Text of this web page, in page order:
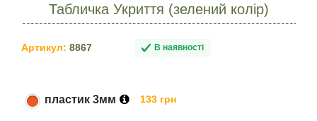
Табличка Укриття (зелений колір)
Артикул: 8867 В наявності
пластик 3мм 133 грн